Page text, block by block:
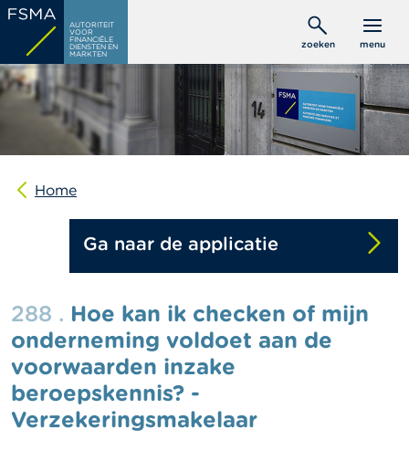
Overslaan
naar
de
inhoud
AUTORITEIT
VOOR
FINANCIËLE
DIENSTEN EN
MARKTEN
zoeken menu
C
s
u
m
t
n
s
i
o
n
e
l
e
Home
Ga naar de applicatie
288 . Hoe kan ik checken of mijn
onderneming voldoet aan de
voorwaarden inzake
beroepskennis? -
Verzekeringsmakelaar